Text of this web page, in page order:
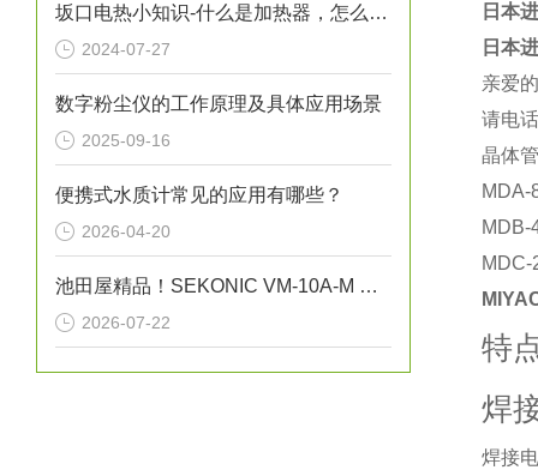
坂口电热小知识-什么是加热器，怎么保养加热器
2024-07-27
数字粉尘仪的工作原理及具体应用场景
2025-09-16
便携式水质计常见的应用有哪些？
2026-04-20
池田屋精品！SEKONIC VM-10A-M 振动式粘度计
2026-07-22
日本
日本
亲爱
请电
晶体
MDA-
MDB-
特
焊
焊接